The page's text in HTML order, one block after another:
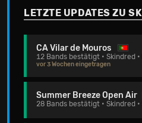
LETZTE UPDATES ZU
CA Vilar de Mouros
12 Bands bestätigt • Skindred
vor 3 Wochen eingetragen
Summer Breeze Open Air
28 Bands bestätigt • Skindred